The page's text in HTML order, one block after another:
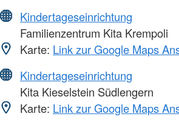
Kindertageseinrichtung
Familienzentrum Kita Krempoli
Karte: Link zur Google Maps
Kindertageseinrichtung
Kita Kieselstein Südlengern
Karte: Link zur Google Maps